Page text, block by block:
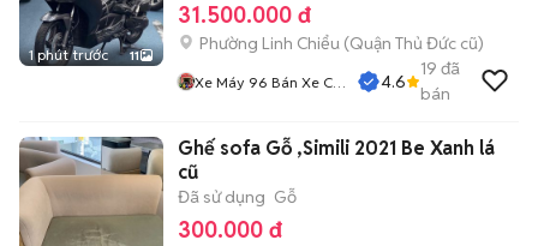
1 phút trước 11
31.500.000 đ
Phường Linh Chiểu (Quận Thủ Đức cũ)
Xe Máy 96 Bán Xe Cũ
4.6
19 đã
bán
Ghế sofa Gỗ ,Simili 2021 Be Xanh lá
cũ
Đã sử dụng Gỗ
300.000 đ